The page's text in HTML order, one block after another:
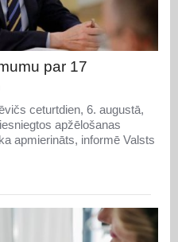
par 17
ceturtdien, 6. augustā,
apžēlošanas
apmierināts, informē Valsts